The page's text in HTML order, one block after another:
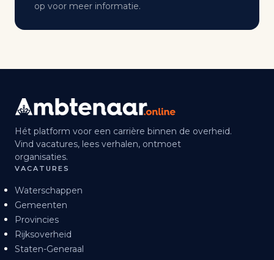
op voor meer informatie.
Hét platform voor een carrière binnen de overheid.
Vind vacatures, lees verhalen, ontmoet
organisaties.
VACATURES
Waterschappen
Gemeenten
Provincies
Rijksoverheid
Staten-Generaal